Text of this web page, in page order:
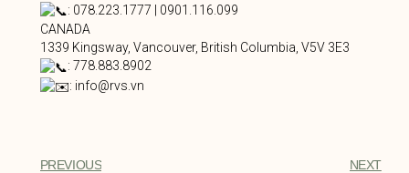
: 078.223.1777 | 0901.116.099
CANADA
1339 Kingsway, Vancouver, British Columbia, V5V 3E3
: 778.883.8902
: info@rvs.vn
PREVIOUS NEXT